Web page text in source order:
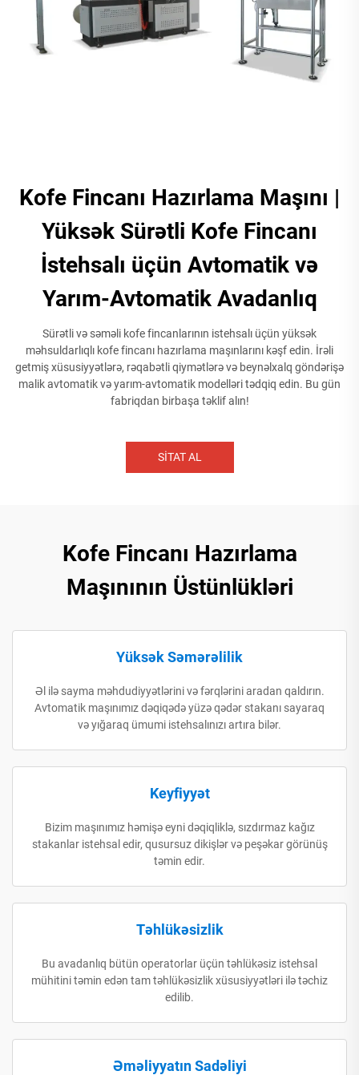
Kofe Fincanı Hazırlama Maşını |
Yüksək Sürətli Kofe Fincanı
İstehsalı üçün Avtomatik və
Yarım-Avtomatik Avadanlıq
Sürətli və səməli kofe fincanlarının istehsalı üçün yüksək
məhsuldarlıqlı kofe fincanı hazırlama maşınlarını kəşf edin. İrəli
getmiş xüsusiyyətlərə, rəqabətli qiymətlərə və beynəlxalq göndərişə
malik avtomatik və yarım-avtomatik modelləri tədqiq edin. Bu gün
fabriqdan birbaşa təklif alın!
SİTAT AL
Kofe Fincanı Hazırlama
Maşınının Üstünlükləri
Yüksək Səmərəlilik
Əl ilə sayma məhdudiyyətlərini və fərqlərini aradan qaldırın.
Avtomatik maşınımız dəqiqədə yüzə qədər stakanı sayaraq
və yığaraq ümumi istehsalınızı artıra bilər.
Keyfiyyət
Bizim maşınımız həmişə eyni dəqiqliklə, sızdırmaz kağız
stakanlar istehsal edir, qusursuz dikişlər və peşəkar görünüş
təmin edir.
Təhlükəsizlik
Bu avadanlıq bütün operatorlar üçün təhlükəsiz istehsal
mühitini təmin edən tam təhlükəsizlik xüsusiyyətləri ilə təchiz
edilib.
Əməliyyatın Sadəliyi